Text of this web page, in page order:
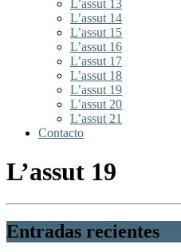
L’assut 13
L’assut 14
L’assut 15
L’assut 16
L’assut 17
L’assut 18
L’assut 19
L’assut 20
L’assut 21
Contacto
L’assut 19
Entradas recientes